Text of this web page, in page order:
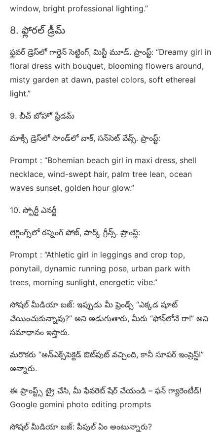
window, bright professional lighting.”
8. ఫ్లోరల్ డ్రీమ్
ఫ్లవర్ డ్రెస్‌లో గార్డెన్ సెట్టింగ్, మిస్టీ మూడ్. ప్రాంప్ట్: “Dreamy girl in
floral dress with bouquet, blooming flowers around,
misty garden at dawn, pastel colors, soft ethereal
light.”
9. బీచ్ బోహో ఫ్రీడమ్
మాక్సీ డ్రెస్‌లో సాండ్‌లో వాక్, సన్‌సెట్ వేవ్స్. ప్రాంప్ట్:
Prompt : “Bohemian beach girl in maxi dress, shell
necklace, wind-swept hair, palm tree lean, ocean
waves sunset, golden hour glow.”
10. స్పోర్టీ ఎనర్జీ
లెగ్గింగ్స్‌లో రన్నింగ్ పోజ్, పార్క్ గ్రీన్స్. ప్రాంప్ట్:
Prompt : “Athletic girl in leggings and crop top,
ponytail, dynamic running pose, urban park with
trees, morning sunlight, energetic vibe.”
సోషల్ మీడియా బజ్: ఇప్పుడు మీ ఫ్రెండ్స్ “ఎక్కడ షూట్
చేయించుకున్నావు?” అని అడుగుతారు, మీరు “ఫోన్‌లోనే రా!” అని
సమాధానం ఇస్తారు.
మరొకరు “అన్‌ఎక్స్‌పెక్టెడ్ ఔట్‌పుట్ వచ్చింది, కానీ సూపర్ ఇంప్రెస్డ్!”
అన్నారు.
ఈ ప్రాంప్ట్స్ ట్రై చేసి, మీ ఫేవరెట్ షేర్ చేయండి – ఫన్ గ్యారెంటీడ్!
Google gemini photo editing prompts
సోషల్ మీడియా బజ్: పీపుల్ ఏం అంటున్నారు?